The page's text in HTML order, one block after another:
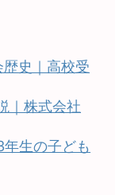
歴史｜高校受
｜株式会社
生の子ども